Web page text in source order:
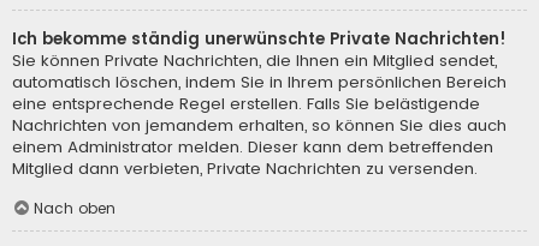
Ich bekomme ständig unerwünschte Private Nachrichten!
Sie können Private Nachrichten, die Ihnen ein Mitglied sendet,
automatisch löschen, indem Sie in Ihrem persönlichen Bereich
eine entsprechende Regel erstellen. Falls Sie belästigende
Nachrichten von jemandem erhalten, so können Sie dies auch
einem Administrator melden. Dieser kann dem betreffenden
Mitglied dann verbieten, Private Nachrichten zu versenden.
Nach oben